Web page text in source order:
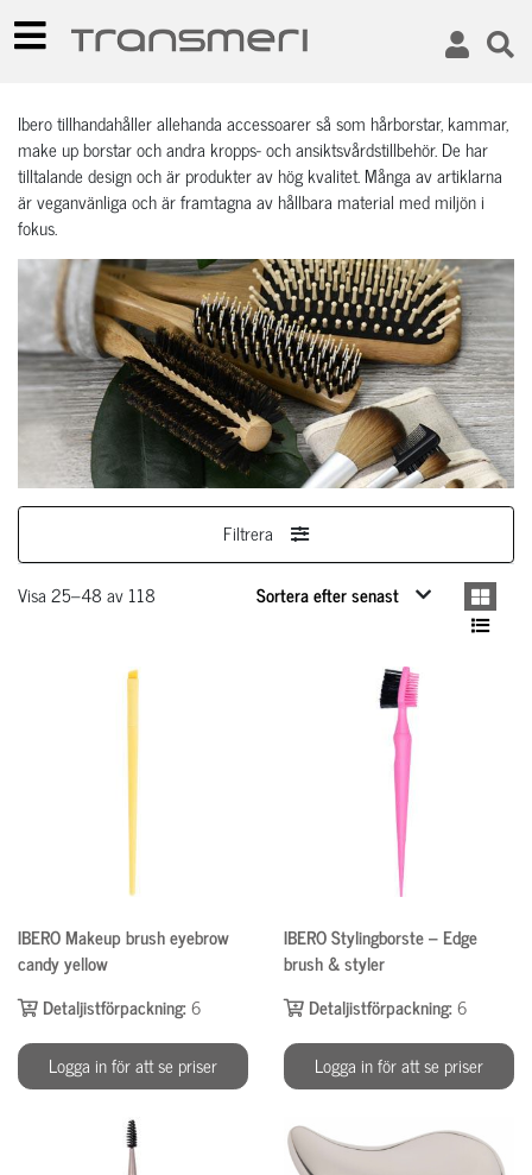
Ibero tillhandahåller allehanda accessoarer så som hårborstar, kammar,
make up borstar och andra kropps- och ansiktsvårdstillbehör. De har
tilltalande design och är produkter av hög kvalitet. Många av artiklarna
är veganvänliga och är framtagna av hållbara material med miljön i
fokus.
Filtrera
Visa 25–48 av 118
IBERO Makeup brush eyebrow
candy yellow
Detaljistförpackning:6
Logga in för att se priser
IBERO Stylingborste – Edge
brush & styler
Detaljistförpackning:6
Logga in för att se priser